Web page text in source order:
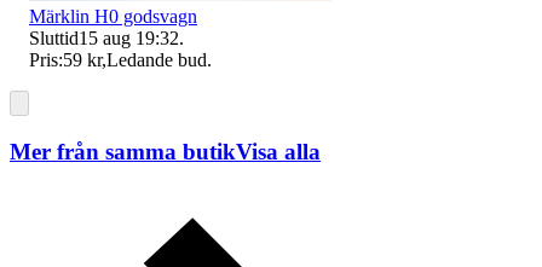
Märklin H0 godsvagn
Sluttid15 aug 19:32.
Pris:59 kr,Ledande bud.
Mer från samma butikVisa alla